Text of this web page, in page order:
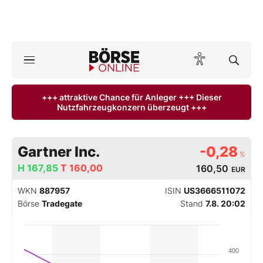
Anlageprodukte
Abo & Shop
BO-Musterdepots
Experten
Mein B:O
+++ attraktive Chance für Anleger +++ Dieser
Nutzfahrzeugkonzern überzeugt +++
Gartner Inc. -0,28 %
160,50 EUR
H 167,85 T 160,00
WKN 887957 ISIN US3666511072
Börse Tradegate Stand 7.8. 20:02
400